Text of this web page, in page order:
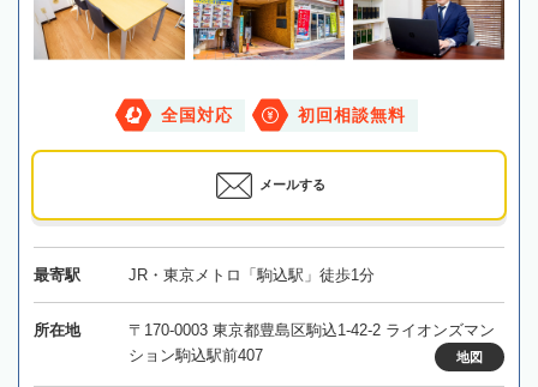
全国対応 初回相談無料
メールする
最寄駅 JR・東京メトロ「駒込駅」徒歩1分
所在地
〒170-0003 東京都豊島区駒込1-42-2 ライオンズマン
ション駒込駅前407
地図